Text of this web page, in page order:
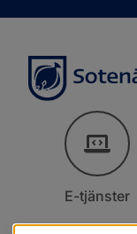
E-tjänster